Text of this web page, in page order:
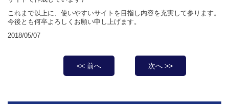
これまで以上に、使いやすいサイトを目指し内容を充実して参ります。
今後とも何卒よろしくお願い申し上げます。
2018/05/07
<< 前へ 次へ >>